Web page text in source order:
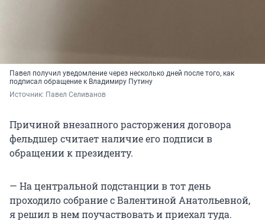
Павел получил уведомление через несколько дней после того, как
подписал обращение к Владимиру Путину
Источник: Павел Селиванов
Причиной внезапного расторжения договора
фельдшер считает наличие его подписи в
обращении к президенту.
— На центральной подстанции в тот день
проходило собрание с Валентиной Анатольевной,
я решил в нем поучаствовать и приехал туда.